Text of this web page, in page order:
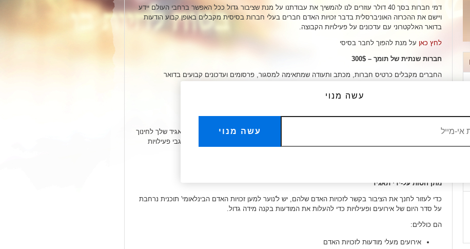
דמי חברות בסך 40 דולר עוזרים לנו להמשיך את עבודתנו על מנת שציבור גדול ככל האפשר ברחבי העולם יידע
ויישם את ההכרזה האוניברסלית בדבר זכויות האדם חברים בעלי חברות בסיסית מקבלים באופן קבוע הודעות
בדואר האלקטרוני עם עדכונים על פעילויות הקבוצה.
לחץ כאן על מנת להפוך לחבר בסיסי
חברות שנתית של תומך – 300$
החברים מקבלים כרטיס חברות, מכתב ותעודה שמתאימה למסגור, פרסומים ועדכונים קבועים בדואר
על מנת להפוך לחבר בעל חברות שנתית של תומך
חברות שנתית של תאגיד – 500$
חברים מקבלים כרטיס חברות, מכתב ותעודה שמתאימה למסגור שמראים את מסירותו של התאגיד שלך לחינוך
לזכויות האדם. חברים בעלי חברות תאגיד מעודכנים באופן קבוע באמצעות הדואר האלקטרוני לגבי פעילויות
מתן חסות על-ידי תאגיד
כדי לעזור לחנך את הציבור בקשר לזכויות האדם שלהם, יש ל'נוער למען זכויות האדם הבינלאומי' תוכנית נרחבת
על סדר היום של אירועים ופעילויות כדי להעלות את המודעות בקנה מידה גדול.
הם כוללים:
אירועים מעלי מודעוּת לזכויות האדם
עשה מנוי
עשה מנוי